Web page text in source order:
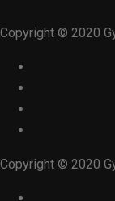
Copyright © 2020
Copyright © 2020